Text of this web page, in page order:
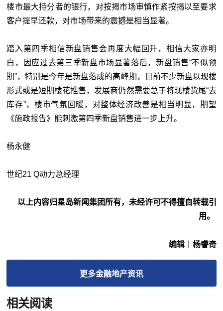
楼市最大持分者的银行，对按揭市场审慎作紧按揭以至要求
客户提早还款，对市场带来的震撼是相当显著。
踏入第四季相信新盘销售会再度大幅回升，相信大家亦明
白，因应过去第三季新盘市场显著落后，新盘销售“不似预
期”，特别是今年是新盘落成的高峰期，目前不少新盘以现楼
形式或是短期楼花推售，发展商仍然需要急于将现楼货尾“去
库存”，楼市气氛回暖，对整体经济改善是相当明显，期望
《施政报告》能刺激第四季新盘销售进一步上升。
杨永健
世纪21 Q动力总经理
以上内容归星岛新闻集团所有，未经许可不得擅自转载引
用。
编辑︱杨睿奇
更多金融地产资讯
相关阅读